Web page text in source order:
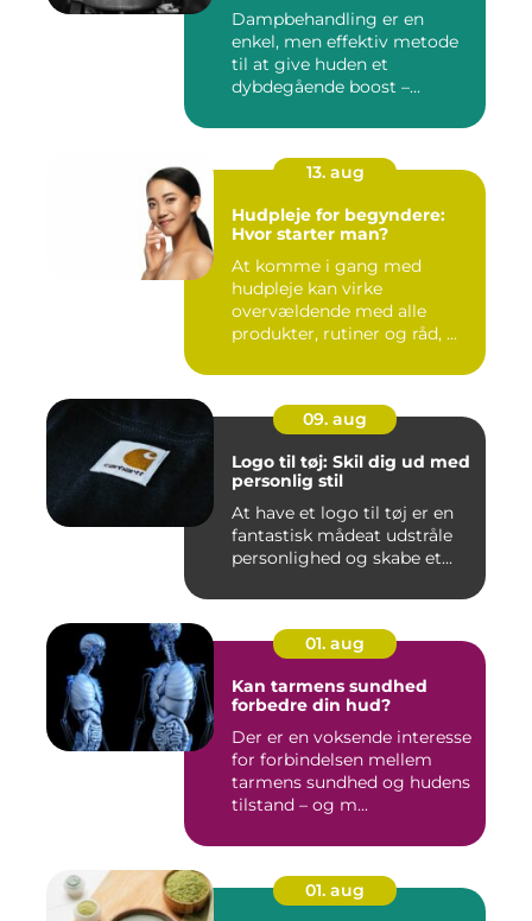
Dampbehandling er en
enkel, men effektiv metode
til at give huden et
dybdegående boost –...
13. aug
Hudpleje for begyndere:
Hvor starter man?
At komme i gang med
hudpleje kan virke
overvældende med alle
produkter, rutiner og råd, ...
09. aug
Logo til tøj: Skil dig ud med
personlig stil
At have et logo til tøj er en
fantastisk mådeat udstråle
personlighed og skabe et...
01. aug
Kan tarmens sundhed
forbedre din hud?
Der er en voksende interesse
for forbindelsen mellem
tarmens sundhed og hudens
tilstand – og m...
01. aug